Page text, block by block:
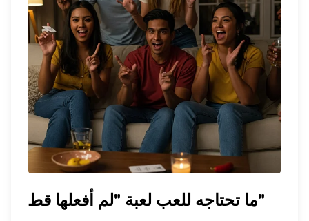
ما تحتاجه للعب لعبة "لم أفعلها قط"